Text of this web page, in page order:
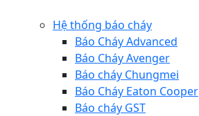
Hệ thống báo cháy
Báo Cháy Advanced
Báo Cháy Avenger
Báo cháy Chungmei
Báo Cháy Eaton Cooper
Báo cháy GST